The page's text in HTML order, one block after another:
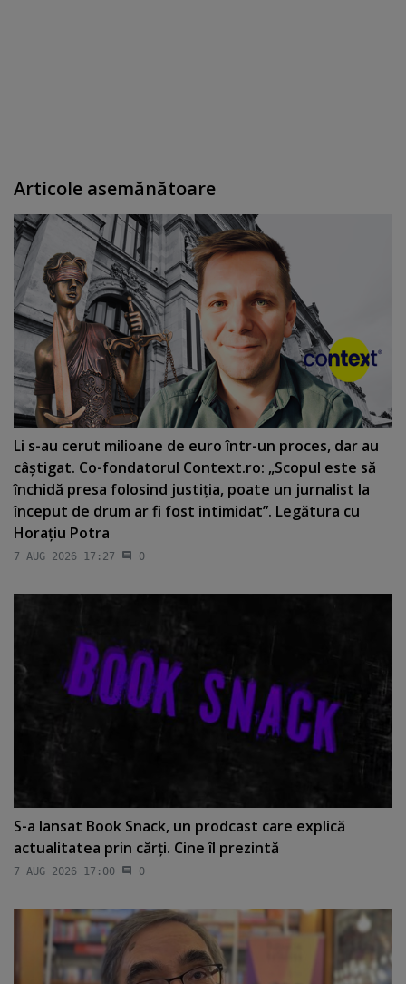
Articole asemănătoare
Li s-au cerut milioane de euro într-un proces, dar au
câştigat. Co-fondatorul Context.ro: „Scopul este să
închidă presa folosind justiţia, poate un jurnalist la
început de drum ar fi fost intimidat”. Legătura cu
Horaţiu Potra
7 AUG 2026 17:27 0
S-a lansat Book Snack, un prodcast care explică
actualitatea prin cărţi. Cine îl prezintă
7 AUG 2026 17:00 0